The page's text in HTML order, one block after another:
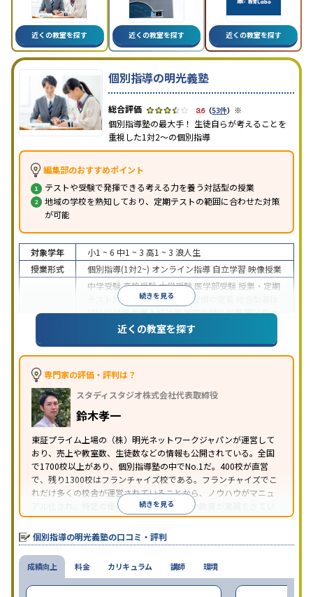
近くの教室を探す 近くの教室を探す 近くの教室を探す
個別指導の明光義塾
3.6（53件） ※
個別指導塾の最大手！ 生徒自らが考えることを
重視した1対2〜の個別指導
編集部のおすすめポイント
テストや受験で発揮できる考える力を養う対話型の授業
地域の学校を熟知しており、定期テストの範囲に合わせた対策
が可能
続きを見る
対象学年 小1 ~ 6 中1 ~ 3 高1 ~ 3 浪人生
授業形式
個別指導(1対2~) オンライン指導 自立学習 映像授業
中学受験高校受験大学受験 医学部受験 授業・定期
テスト対策
内申点対策 学習習慣の定着
(旧AO)対策推薦入試対策学校別特化対策国公立大
私大対策共通テスト対策
英語・英会話特化
対策その他科目別特化対策
特徴
中高一貫校生に対応
の振替可能
を利用オンライン対応1科目から受講可能
習のみの受講可
り
※2023年3月調査。小学校高学年の個別指導塾アンケート調査方法を参
近くの教室を探す
専門家の評価・評判は？
スタディスタジオ株式会社代表取締役
鈴木孝一
東証プライム上場の（株）明光ネットワークジャパンが運営して
おり、売上や教室数、生徒数などの情報も公開されている。全国
で1700校以上があり、個別指導塾の中でNo.1だ。400校が直営
で、残り1300校はフランチャイズ校である。フランチャイズでこ
れだけ多くの校舎が運営されていることから、ノウハウがマニュ
アル化され、特定の優秀な人材に依存しない教育が実現できてい
ることが推測される。
続きを見る
個別指導の明光義塾の口コミ・評判
成績向上 料金 カリキュラム 講師 環境